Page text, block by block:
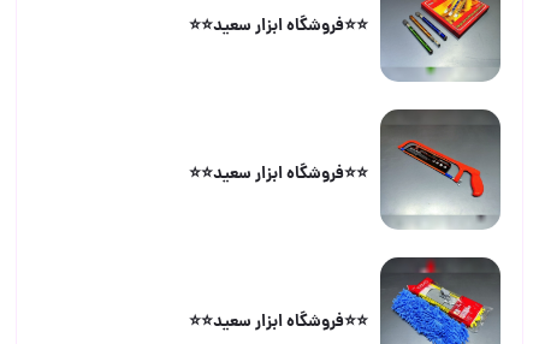
⭐️⭐️فروشگاه ابزار سعید⭐️⭐️
⭐️⭐️فروشگاه ابزار سعید⭐️⭐️
⭐️⭐️فروشگاه ابزار سعید⭐️⭐️